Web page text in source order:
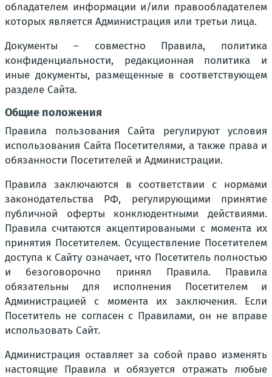
обладателем информации и/или правообладателем
которых является Администрация или третьи лица.
Документы – совместно Правила, политика
конфиденциальности, редакционная политика и
иные документы, размещенные в соответствующем
разделе Сайта.
Общие положения
Правила пользования Сайта регулируют условия
использования Сайта Посетителями, а также права и
обязанности Посетителей и Администрации.
Правила заключаются в соответствии с нормами
законодательства РФ, регулирующими принятие
публичной оферты конклюдентными действиями.
Правила считаются акцептироваными с момента их
принятия Посетителем. Осуществление Посетителем
доступа к Сайту означает, что Посетитель полностью
и безоговорочно принял Правила. Правила
обязательны для исполнения Посетителем и
Администрацией с момента их заключения. Если
Посетитель не согласен с Правилами, он не вправе
использовать Сайт.
Администрация оставляет за собой право изменять
настоящие Правила и обязуется отражать любые